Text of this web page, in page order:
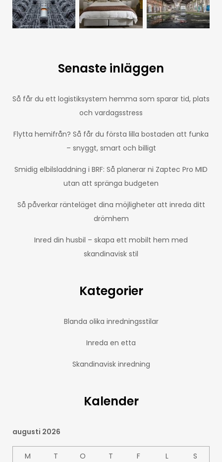
Senaste inläggen
Så får du ett logistiksystem hemma som sparar tid, plats
och vardagsstress
Flytta hemifrån? Så får du första lilla bostaden att funka
– snyggt, smart och billigt
Smidig elbilsladdning i BRF: Så planerar ni Zaptec Pro MID
utan att spränga budgeten
Så påverkar ränteläget dina möjligheter att inreda ditt
drömhem
Inred din husbil – skapa ett mobilt hem med
skandinavisk stil
Kategorier
Blanda olika inredningsstilar
Inreda en etta
Skandinavisk inredning
Kalender
augusti 2026
M T O T F L S